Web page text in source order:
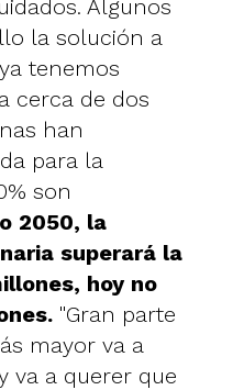
Algunos
la solución a
tenemos
cerca de dos
han
para la
son
2050, la
superará la
hoy no
"Gran parte
mayor va a
va a querer que